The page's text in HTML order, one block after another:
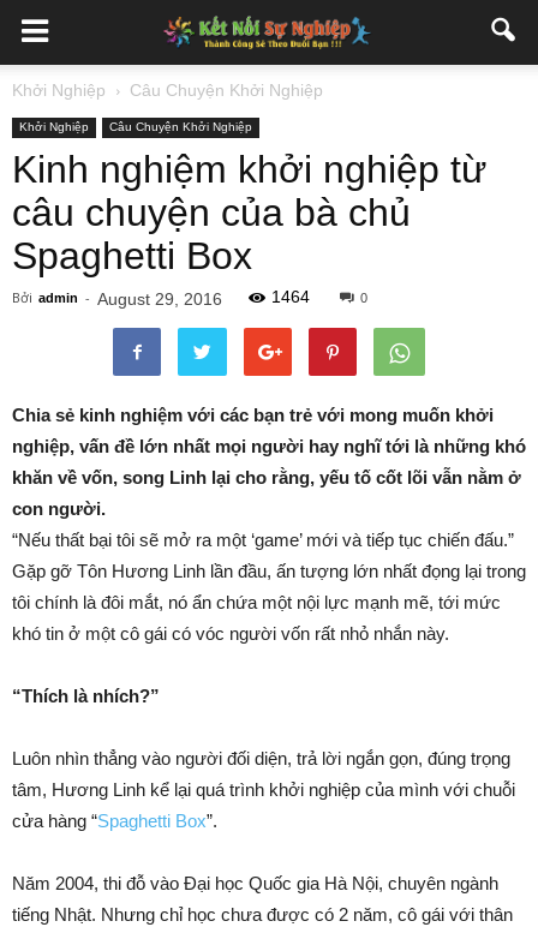
Khởi Nghiệp Câu Chuyện Khởi Nghiệp
Khởi Nghiệp Câu Chuyện Khởi Nghiệp
Kinh nghiệm khởi nghiệp từ
câu chuyện của bà chủ
Spaghetti Box
Bởi admin - August 29, 2016 1464 0
Chia sẻ kinh nghiệm với các bạn trẻ với mong muốn khởi
nghiệp, vấn đề lớn nhất mọi người hay nghĩ tới là những khó
khăn về vốn, song Linh lại cho rằng, yếu tố cốt lõi vẫn nằm ở
con người.
“Nếu thất bại tôi sẽ mở ra một ‘game’ mới và tiếp tục chiến đấu.”
Gặp gỡ Tôn Hương Linh lần đầu, ấn tượng lớn nhất đọng lại trong
tôi chính là đôi mắt, nó ẩn chứa một nội lực mạnh mẽ, tới mức
khó tin ở một cô gái có vóc người vốn rất nhỏ nhắn này.
“Thích là nhích?”
Luôn nhìn thẳng vào người đối diện, trả lời ngắn gọn, đúng trọng
tâm, Hương Linh kể lại quá trình khởi nghiệp của mình với chuỗi
cửa hàng “Spaghetti Box”.
Năm 2004, thi đỗ vào Đại học Quốc gia Hà Nội, chuyên ngành
tiếng Nhật. Nhưng chỉ học chưa được có 2 năm, cô gái với thân